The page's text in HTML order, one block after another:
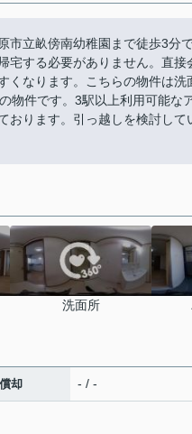
市立畝傍南幼稚園まで徒歩3分
宅する必要がありません。直接
なります。こちらの物件は洗
物件です。3駅以上利用可能な
おります。引っ越しを検討して
洗面所
却 - / -